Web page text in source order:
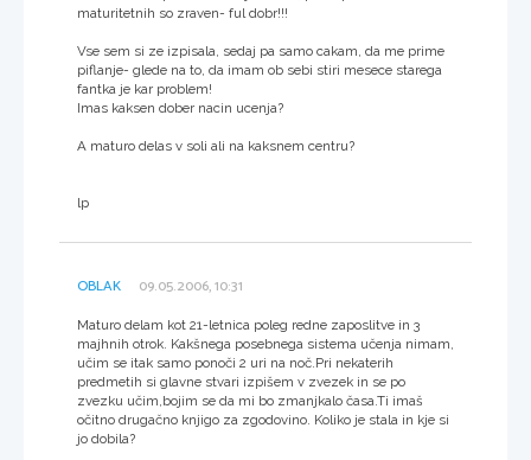
maturitetnih so zraven- ful dobr!!!
Vse sem si ze izpisala, sedaj pa samo cakam, da me prime
piflanje- glede na to, da imam ob sebi stiri mesece starega
fantka je kar problem!
Imas kaksen dober nacin ucenja?
A maturo delas v soli ali na kaksnem centru?
lp
OBLAK 09.05.2006, 10:31
Maturo delam kot 21-letnica poleg redne zaposlitve in 3
majhnih otrok. Kakšnega posebnega sistema učenja nimam,
učim se itak samo ponoči 2 uri na noč.Pri nekaterih
predmetih si glavne stvari izpišem v zvezek in se po
zvezku učim,bojim se da mi bo zmanjkalo časa.Ti imaš
očitno drugačno knjigo za zgodovino. Koliko je stala in kje si
jo dobila?